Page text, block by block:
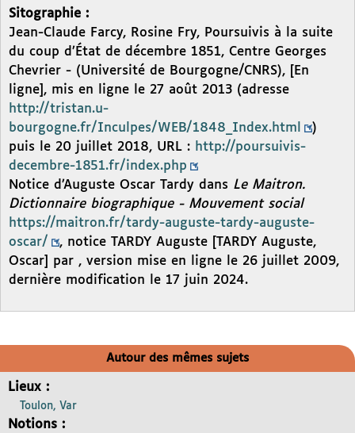
Sitographie :
Jean-Claude Farcy, Rosine Fry, Poursuivis à la suite
du coup d’État de décembre 1851, Centre Georges
Chevrier - (Université de Bourgogne/CNRS), [En
ligne], mis en ligne le 27 août 2013 (adresse
http://tristan.u-
bourgogne.fr/Inculpes/WEB/1848_Index.html
)
puis le 20 juillet 2018, URL : http://poursuivis-
decembre-1851.fr/index.php
Notice d’Auguste Oscar Tardy dans Le Maitron.
Dictionnaire biographique - Mouvement social
https://maitron.fr/tardy-auguste-tardy-auguste-
oscar/
, notice TARDY Auguste [TARDY Auguste,
Oscar] par , version mise en ligne le 26 juillet 2009,
dernière modification le 17 juin 2024.
Autour des mêmes sujets
Lieux :
Toulon, Var
Notions :